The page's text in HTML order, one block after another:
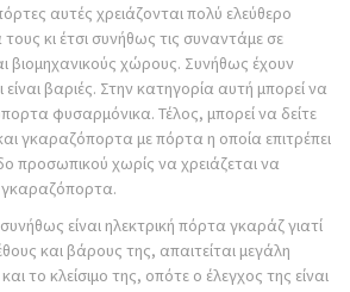
αυτές χρειάζονται πολύ ελεύθερο
κι έτσι συνήθως τις συναντάμε σε
βιομηχανικούς χώρους. Συνήθως έχουν
είναι βαριές. Στην κατηγορία αυτή μπορεί να
φυσαρμόνικα. Τέλος, μπορεί να δείτε
γκαραζόπορτα με πόρτα η οποία επιτρέπει
προσωπικού χωρίς να χρειάζεται να
γκαραζόπορτα.
είναι ηλεκτρική πόρτα γκαράζ γιατί
και βάρους της, απαιτείται μεγάλη
το κλείσιμο της, οπότε ο έλεγχος της είναι